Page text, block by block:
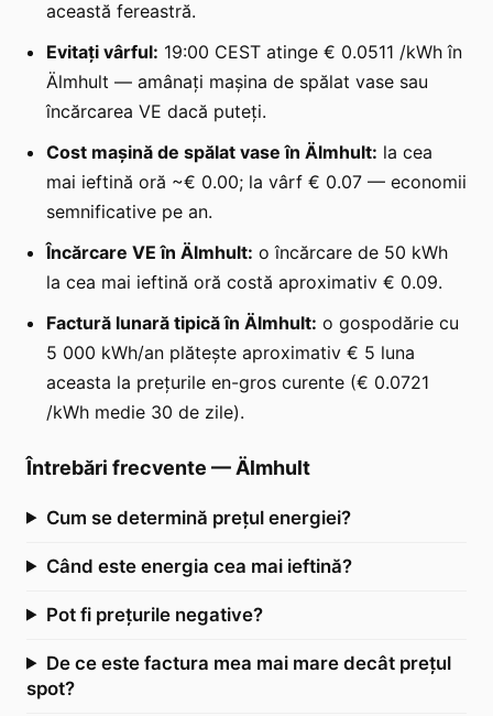
această fereastră.
Evitați vârful: 19:00 CEST atinge € 0.0511 /kWh în
Älmhult — amânați mașina de spălat vase sau
încărcarea VE dacă puteți.
Cost mașină de spălat vase în Älmhult: la cea
mai ieftină oră ~€ 0.00; la vârf € 0.07 — economii
semnificative pe an.
Încărcare VE în Älmhult: o încărcare de 50 kWh
la cea mai ieftină oră costă aproximativ € 0.09.
Factură lunară tipică în Älmhult: o gospodărie cu
5 000 kWh/an plătește aproximativ € 5 luna
aceasta la prețurile en-gros curente (€ 0.0721
/kWh medie 30 de zile).
Întrebări frecvente — Älmhult
Cum se determină prețul energiei?
Când este energia cea mai ieftină?
Pot fi prețurile negative?
De ce este factura mea mai mare decât prețul
spot?